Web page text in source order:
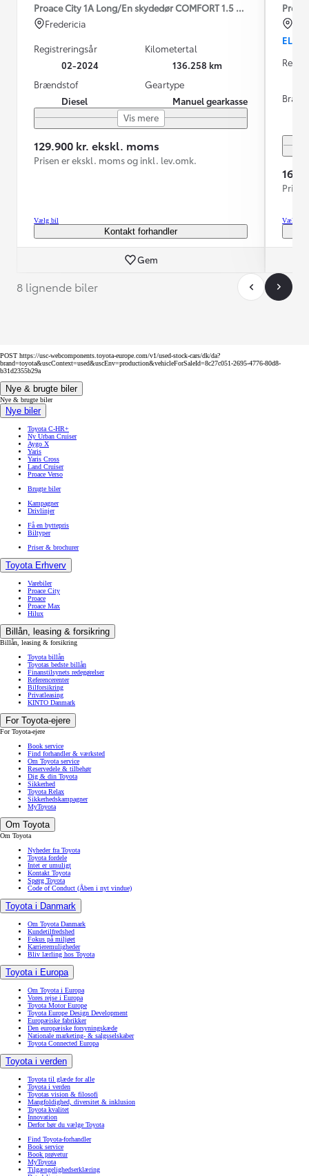
Proace City 1A Long/En skydedør COMFORT 1.5 diesel 102hk
Fredericia
Registreringsår
02-2024
Kilometertal
136.258 km
Brændstof
Diesel
Geartype
Manuel gearkasse
Vis mere
129.900 kr. ekskl. moms
Prisen er ekskl. moms og inkl. lev.omk.
Vælg bil
Kontakt forhandler
Gem
EL
Vælg bil
8 lignende biler
POST https://usc-webcomponents.toyota-europe.com/v1/used-stock-cars/dk/da?
brand=toyota&uscContext=used&uscEnv=production&vehicleForSaleId=8c27c051-2695-4776-80d8-
b31d2355b29a
Nye & brugte biler
Nye & brugte biler
Nye biler
Toyota C-HR+
Ny Urban Cruiser
Aygo X
Yaris
Yaris Cross
Land Cruiser
Proace Verso
Brugte biler
Kampagner
Drivlinjer
Få en byttepris
Biltyper
Priser & brochurer
Toyota Erhverv
Varebiler
Proace City
Proace
Proace Max
Hilux
Billån, leasing & forsikring
Billån, leasing & forsikring
Toyota billån
Toyotas bedste billån
Finanstilsynets redegørelser
Referencerenter
Bilforsikring
Privatleasing
KINTO Danmark
For Toyota-ejere
For Toyota-ejere
Book service
Find forhandler & værksted
Om Toyota service
Reservedele & tilbehør
Dig & din Toyota
Sikkerhed
Toyota Relax
Sikkerhedskampagner
MyToyota
Om Toyota
Om Toyota
Nyheder fra Toyota
Toyota fordele
Intet er umuligt
Kontakt Toyota
Spørg Toyota
Code of Conduct (Åben i nyt vindue)
Toyota i Danmark
Om Toyota Danmark
Kundetilfredshed
Fokus på miljøet
Karrieremuligheder
Bliv lærling hos Toyota
Toyota i Europa
Om Toyota i Europa
Vores rejse i Europa
Toyota Motor Europe
Toyota Europe Design Development
Europæiske fabrikker
Den europæiske forsyningskæde
Nationale marketing- & salgsselskaber
Toyota Connected Europa
Toyota i verden
Toyota til glæde for alle
Toyota i verden
Toyotas vision & filosofi
Mangfoldighed, diversitet & inklusion
Toyota kvalitet
Innovation
Derfor bør du vælge Toyota
Find Toyota-forhandler
Book service
Book prøvetur
MyToyota
Tilgængelighedserklæring